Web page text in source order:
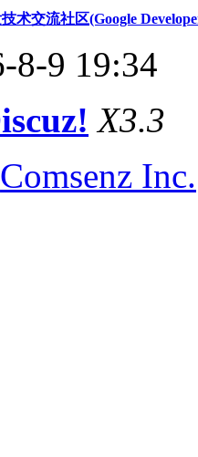
术交流社区(Google
8-9 19:34
X3.3
Comsenz Inc.